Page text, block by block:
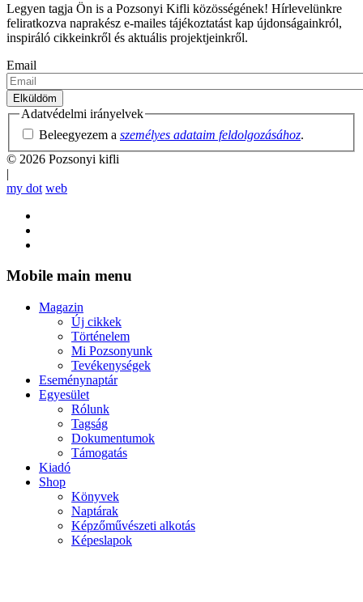
Legyen tagja Ön is a Pozsonyi Kifli közösségének! Hírlevelünkre
feliratkozva naprakész e-mailes tájékoztatást kap újdonságainkról,
inspiráló cikkeinkről és aktuális projektjeinkről.
Email
Adatvédelmi irányelvek
Beleegyezem a személyes adataim feldolgozásához.
© 2026 Pozsonyi kifli
|
my dot web
Mobile main menu
Magazin
Új cikkek
Történelem
Mi Pozsonyunk
Tevékenységek
Eseménynaptár
Egyesület
Rólunk
Tagság
Dokumentumok
Támogatás
Kiadó
Shop
Könyvek
Naptárak
Képzőművészeti alkotás
Képeslapok